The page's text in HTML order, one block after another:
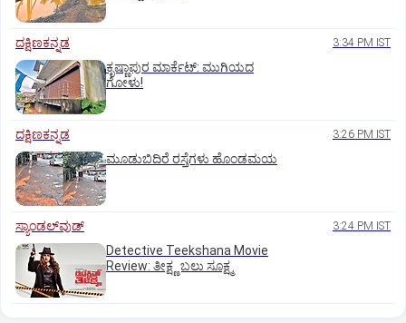
ದಕ್ಷಿಣಕನ್ನಡ 3:34 PM IST
ಕೃಷ್ಣಾಪುರ ಮಾರ್ಕೆಟ್‌: ಮುಗಿಯದ
ಗೋಳು!
ದಕ್ಷಿಣಕನ್ನಡ 3:26 PM IST
ಮೂಡುಬಿದಿರೆ ರಸ್ತೆಗಳು ಹೊಂಡಮಯ
ಸ್ಯಾಂಡಲ್‌ವುಡ್‌ 3:24 PM IST
Detective Teekshana Movie
Review: ತೀಕ್ಷ್ಣ ಬಲು ಸೂಕ್ಷ್ಮ